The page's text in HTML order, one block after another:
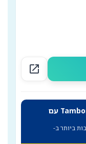
open_in_new
כל המלונות באזור תאילנד, Tambon Karon עם
ביותר ב-